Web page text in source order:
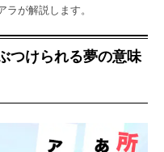
が解説します。
つけられる夢の意味